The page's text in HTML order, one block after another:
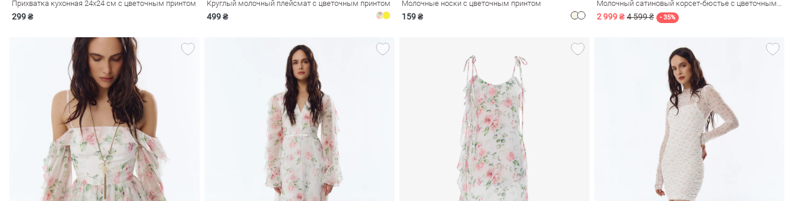
Прихватка кухонная 24х24 см с цветочным принтом
299 ₴
Круглый молочный плейсмат с цветочным принтом
499 ₴
Молочные носки с цветочным принтом
159 ₴
Молочный сатиновый корсет-бюстье с цветочным принтом
2 999 ₴ 4 599 ₴ - 35%